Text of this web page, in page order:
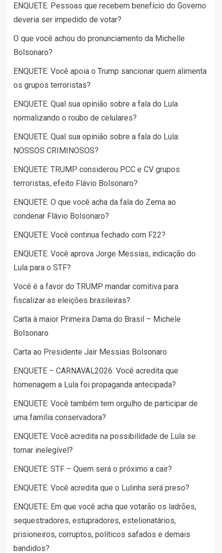
ENQUETE: Pessoas que recebem benefício do Governo
deveria ser impedido de votar?
O que você achou do pronunciamento da Michelle
Bolsonaro?
ENQUETE: Você apoia o Trump sancionar quem alimenta
os grupos terroristas?
ENQUETE: Qual sua opinião sobre a fala do Lula
normalizando o roubo de celulares?
ENQUETE: Qual sua opinião sobre a fala do Lula:
NOSSOS CRIMINOSOS?
ENQUETE: TRUMP considerou PCC e CV grupos
terroristas, efeito Flávio Bolsonaro?
ENQUETE: O que você acha da fala do Zema ao
condenar Flávio Bolsonaro?
ENQUETE: Você continua fechado com F22?
ENQUETE: Você aprova Jorge Messias, indicação do
Lula para o STF?
Você é a favor do TRUMP mandar comitiva para
fiscalizar as eleições brasileiras?
Carta à maior Primeira Dama do Brasil – Michele
Bolsonaro
Carta ao Presidente Jair Messias Bolsonaro
ENQUETE – CARNAVAL2026: Você acredita que
homenagem a Lula foi propaganda antecipada?
ENQUETE: Você também tem orgulho de participar de
uma família conservadora?
ENQUETE: Você acredita na possibilidade de Lula se
tornar inelegível?
ENQUETE: STF – Quem será o próximo a cair?
ENQUETE: Você acredita que o Lulinha será preso?
ENQUETE: Em que você acha que votarão os ladrões,
sequestradores, estupradores, estelionatários,
prisioneiros, corruptos, políticos safados e demais
bandidos?